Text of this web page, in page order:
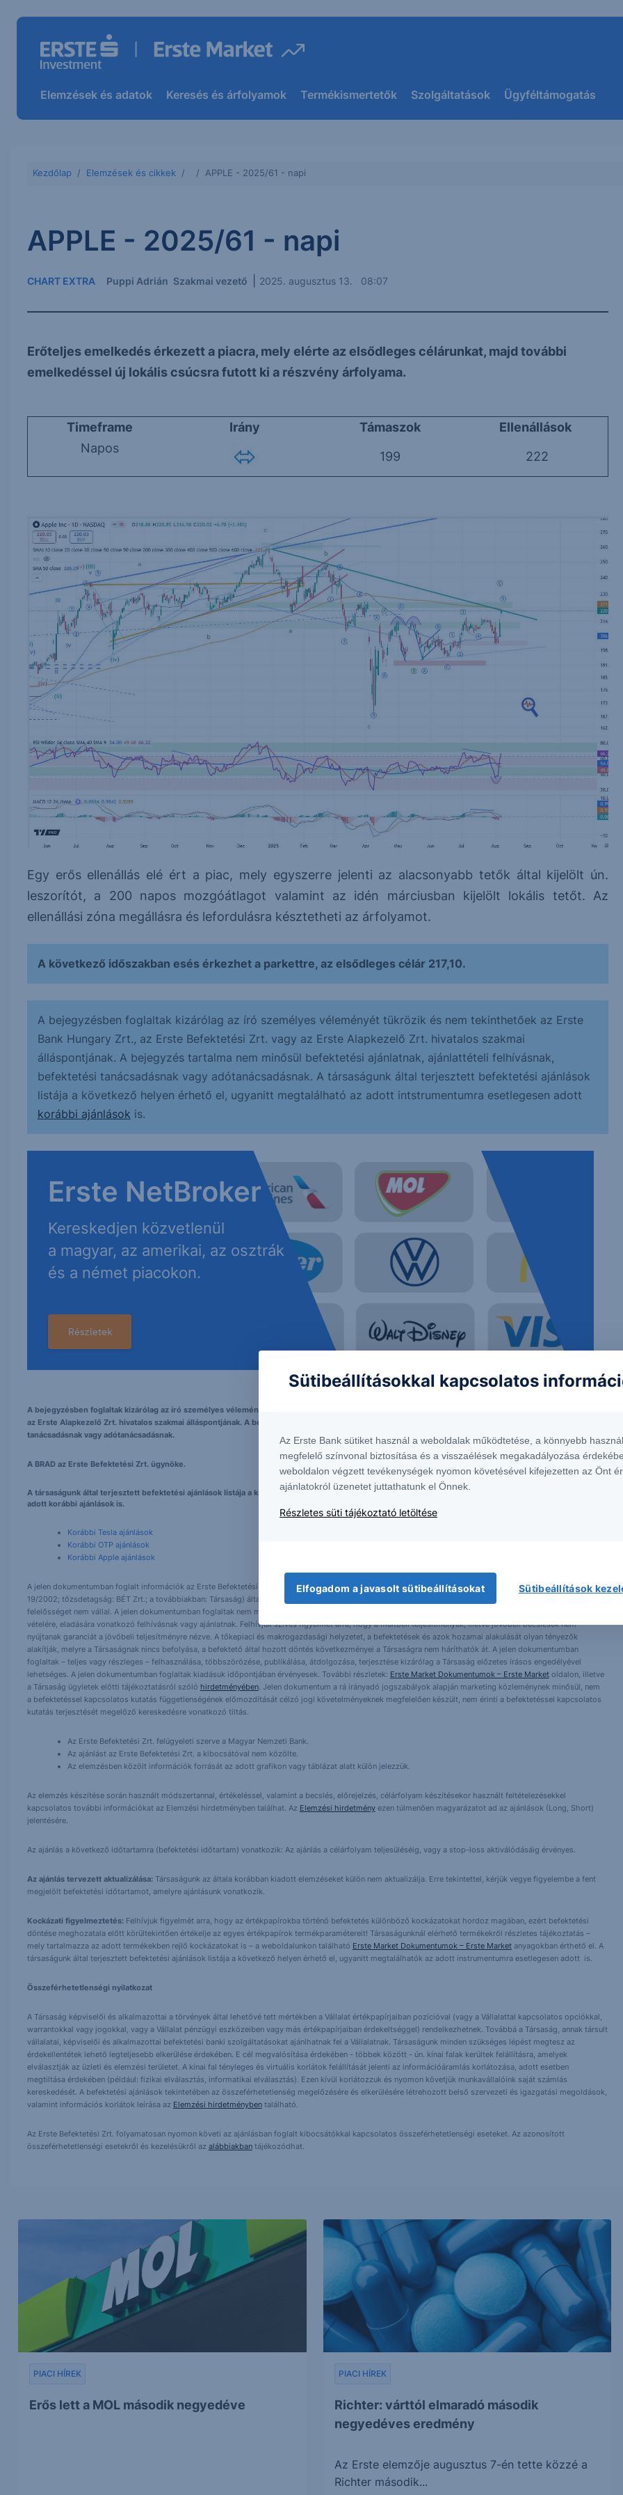
Elemzések és adatok Keresés és árfolyamok Termékismertetők Szolgáltatások Ügyféltámogatás
Kezdőlap Elemzések és cikkek APPLE - 2025/61 - napi
APPLE - 2025/61 - napi
CHART EXTRA Puppi Adrián Szakmai vezető 2025. augusztus 13. 08:07
Erőteljes emelkedés érkezett a piacra, mely elérte az elsődleges célárunkat, majd további
emelkedéssel új lokális csúcsra futott ki a részvény árfolyama.
Timeframe Irány Támaszok
Ellenállások
Napos
199 222
Egy erős ellenállás elé ért a piac, mely egyszerre jelenti az alacsonyabb tetők által kijelölt ún.
leszorítót, a 200 napos mozgóátlagot valamint az idén márciusban kijelölt lokális tetőt. Az
ellenállási zóna megállásra és lefordulásra késztetheti az árfolyamot.
A következő időszakban esés érkezhet a parkettre, az elsődleges célár 217,10.
A bejegyzésben foglaltak kizárólag az író személyes véleményét tükrözik és nem tekinthetőek az Erste
Bank Hungary Zrt., az Erste Befektetési Zrt. vagy az Erste Alapkezelő Zrt. hivatalos szakmai
álláspontjának. A bejegyzés tartalma nem minősül befektetési ajánlatnak, ajánlattételi felhívásnak,
befektetési tanácsadásnak vagy adótanácsadásnak. A társaságunk által terjesztett befektetési ajánlások
listája a következő helyen érhető el, ugyanitt megtalálható az adott intstrumentumra esetlegesen adott
korábbi ajánlások is.
Erste NetBroker
Kereskedjen közvetlenül
a magyar, az amerikai, az osztrák
és a német piacokon.
Részletek
A bejegyzésben foglaltak kizárólag az író személyes véleményét tükrözik és nem tekinthetőek az Erste Bank Hungary Zrt., az Erste Befektetési Zrt. vagy
az Erste Alapkezelő Zrt. hivatalos szakmai álláspontjának. A bejegyzés tartalma nem minősül befektetési ajánlatnak, ajánlattételi felhívásnak, befektetési
tanácsadásnak vagy adótanácsadásnak.
A BRAD az Erste Befektetési Zrt. ügynöke.
A társaságunk által terjesztett befektetési ajánlások listája a következő helyen érhető el, ugyanitt megtalálható az adott intstrumentumra esetlegesen
adott korábbi ajánlások is.
Korábbi Tesla ajánlások
Korábbi OTP ajánlások
Korábbi Apple ajánlások
A jelen dokumentumban foglalt információk az Erste Befektetési Zrt. (székhely: 1138 Budapest, Népfürdő u. 24-26.; tev. eng. szám: E-III/324/2008 és III/75.005-
19/2002; tőzsdetagság: BÉT Zrt.; a továbbiakban: Társaság) által hitelesnek tartott forrásokon alapulnak, de azokért a Társaság szavatosságot vagy
felelősséget nem vállal. A jelen dokumentumban foglaltak nem minősíthetők befektetésre való ösztönzésnek, befektetési tanácsadásnak, értékpapír jegyzésére,
vételére, eladására vonatkozó felhívásnak vagy ajánlatnak. Felhívjuk szíves figyelmét arra, hogy a múltbeli teljesítmények, illetve jövőbeli becslések nem
nyújtanak garanciát a jövőbeli teljesítményre nézve. A tőkepiaci és makrogazdasági helyzetet, a befektetések és azok hozamai alakulását olyan tényezők
alakítják, melyre a Társaságnak nincs befolyása, a befektető által hozott döntés következményei a Társaságra nem háríthatók át. A jelen dokumentumban
foglaltak – teljes vagy részleges – felhasználása, többszörözése, publikálása, átdolgozása, terjesztése kizárólag a Társaság előzetes írásos engedélyével
lehetséges. A jelen dokumentumban foglaltak kiadásuk időpontjában érvényesek. További részletek: Erste Market Dokumentumok – Erste Marketoldalon, illetve
a Társaság ügyletek előtti tájékoztatásról szóló hirdetményében. Jelen dokumentum a rá irányadó jogszabályok alapján marketing közleménynek minősül, nem
a befektetéssel kapcsolatos kutatás függetlenségének előmozdítását célzó jogi követelményeknek megfelelően készült, nem érinti a befektetéssel kapcsolatos
kutatás terjesztését megelőző kereskedésre vonatkozó tiltás.
Az Erste Befektetési Zrt. felügyeleti szerve a Magyar Nemzeti Bank.
Az ajánlást az Erste Befektetési Zrt. a kibocsátóval nem közölte.
Az elemzésben közölt információk forrását az adott grafikon vagy táblázat alatt külön jelezzük.
Az elemzés készítése során használt módszertannal, értékeléssel, valamint a becslés, előrejelzés, célárfolyam készítésekor használt feltételezésekkel
kapcsolatos további információkat az Elemzési hirdetményben találhat. Az Elemzési hirdetményezen túlmenően magyarázatot ad az ajánlások (Long, Short)
jelentésére.
Az ajánlás a következő időtartamra (befektetési időtartam) vonatkozik: Az ajánlás a célárfolyam teljesüléséig, vagy a stop-loss aktiválódásáig érvényes.
Az ajánlás tervezett aktualizálása:Társaságunk az általa korábban kiadott elemzéseket külön nem aktualizálja. Erre tekintettel, kérjük vegye figyelembe a fent
megjelölt befektetési időtartamot, amelyre ajánlásunk vonatkozik.
Kockázati figyelmeztetés:Felhívjuk figyelmét arra, hogy az értékpapírokba történő befektetés különböző kockázatokat hordoz magában, ezért befektetési
döntése meghozatala előtt körültekintően értékelje az egyes értékpapírok termékparamétereit! Társaságunknál elérhető termékekről részletes tájékoztatás –
mely tartalmazza az adott termékekben rejlő kockázatokat is – a weboldalunkon található Erste Market Dokumentumok – Erste Marketanyagokban érthető el. A
társaságunk által terjesztett befektetési ajánlások listája a következő helyen érhető el, ugyanitt megtalálhatók az adott instrumentumra esetlegesen adott is.
Összeférhetetlenségi nyilatkozat
A Társaság képviselői és alkalmazottai a törvények által lehetővé tett mértékben a Vállalat értékpapírjaiban pozícióval (vagy a Vállalattal kapcsolatos opciókkal,
warrantokkal vagy jogokkal, vagy a Vállalat pénzügyi eszközeiben vagy más értékpapírjaiban érdekeltséggel) rendelkezhetnek. Továbbá a Társaság, annak társult
vállalatai, képviselői és alkalmazottai befektetési banki szolgáltatásokat ajánlhatnak fel a Vállalatnak. Társaságunk minden szükséges lépést megtesz az
érdekellentétek lehető legteljesebb elkerülése érdekében. E cél megvalósítása érdekében - többek között - ún. kínai falak kerültek felállításra, amelyek
elválasztják az üzleti és elemzési területet. A kínai fal tényleges és virtuális korlátok felállítását jelenti az információáramlás korlátozása, adott esetben
megtiltása érdekében (például: fizikai elválasztás, informatikai elválasztás). Ezen kívül korlátozzuk és nyomon követjük munkavállalóink saját számlás
kereskedését. A befektetési ajánlások tekintetében az összeférhetetlenség megelőzésére és elkerülésére létrehozott belső szervezeti és igazgatási megoldások,
valamint információs korlátok leírása az Elemzési hirdetménybentalálható.
Az Erste Befektetési Zrt. folyamatosan nyomon követi az ajánlásban foglalt kibocsátókkal kapcsolatos összeférhetetlenségi eseteket. Az azonosított
összeférhetetlenségi esetekről és kezelésükről az alábbiakbantájékozódhat.
Erős lett a MOL második negyedéve
PIACI HÍREK
Richter: várttól elmaradó második
negyedéves eredmény
PIACI HÍREK
Az Erste elemzője augusztus 7-én tette közzé a
Richter második...
Sütibeállításokkal kapcsolatos
Az Erste Bank sütiket használ a weboldalak működtetése, a könnyebb
megfelelő színvonal biztosítása és a visszaélések megakadályozása
weboldalon végzett tevékenységek nyomon követésével kifejezetten az Önt
ajánlatokról üzenetet juttathatunk el Önnek.
Részletes süti tájékoztató letöltése
Elfogadom a javasolt sütibeállításokat Sütibeállítások